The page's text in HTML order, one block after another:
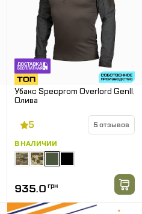
Убакс Specprom Overlord GenII.
Олива
5 5 отзывов
В НАЛИЧИИ
935.0 грн